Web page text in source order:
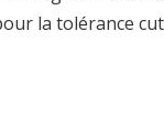
la tolérance